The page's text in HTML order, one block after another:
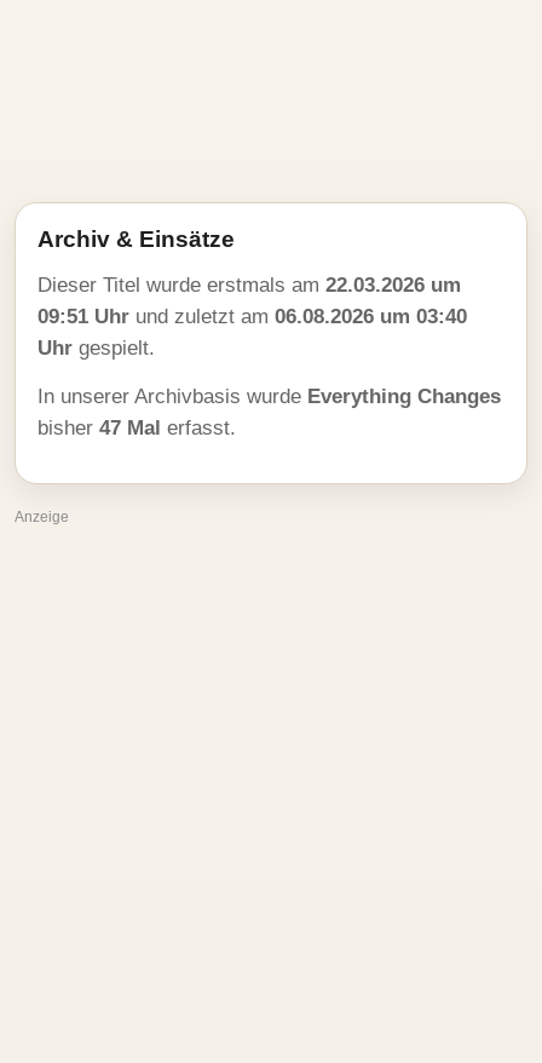
Archiv & Einsätze
Dieser Titel wurde erstmals am 22.03.2026 um
09:51 Uhr und zuletzt am 06.08.2026 um 03:40
Uhr gespielt.
In unserer Archivbasis wurde Everything Changes
bisher 47 Mal erfasst.
Anzeige